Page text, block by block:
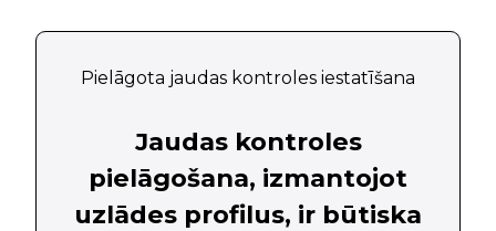
Pielāgota jaudas kontroles iestatīšana
Jaudas kontroles
pielāgošana, izmantojot
uzlādes profilus, ir būtiska